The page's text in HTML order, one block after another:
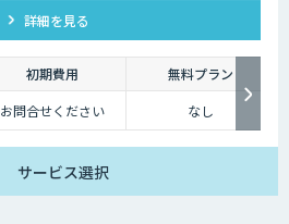
詳細を見る
初期費用
無料プラン
お問合せください なし
サービス選択